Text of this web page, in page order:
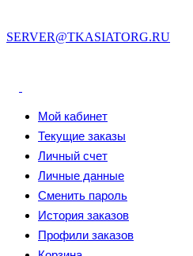
SERVER@TKASIATORG.RU
Мой кабинет
Текущие заказы
Личный счет
Личные данные
Сменить пароль
История заказов
Профили заказов